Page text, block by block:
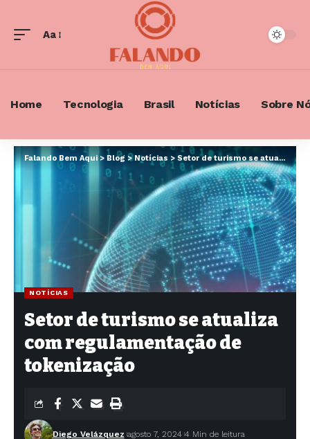
Font
Aa
Home Tecnologia Brasil Notícias Sobre
Falando Bem Aqui > Blog > Notícias > Setor de turismo se atualiza com regulamentação de tokenização
NOTÍCIAS
Setor de turismo se atualiza
com regulamentação de
tokenização
Diego Velázquez agosto 7, 2024 4 Min de leitura